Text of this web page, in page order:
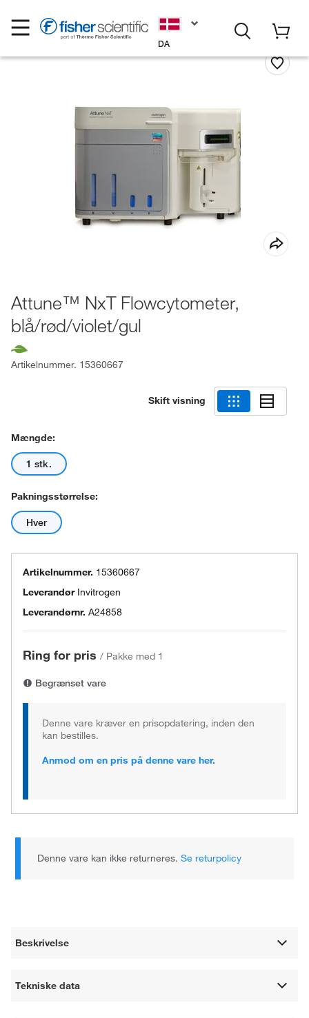
DA
Attune™ NxT Flowcytometer,
blå/rød/violet/gul
Artikelnummer. 15360667
Skift visning
Mængde:
1 stk.
Pakningsstørrelse:
Hver
Artikelnummer. 15360667
Leverandør Invitrogen
Leverandørnr. A24858
Ring for pris / Pakke med 1
Begrænset vare
Denne vare kræver en prisopdatering, inden den
kan bestilles.
Anmod om en pris på denne vare her.
Denne vare kan ikke returneres.Se returpolicy
Beskrivelse
Tekniske data